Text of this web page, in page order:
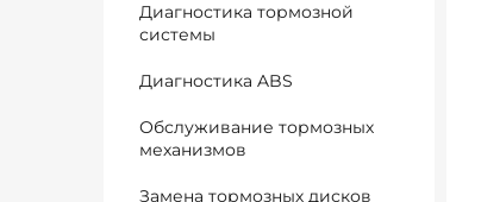
Диагностика тормозной
системы
Диагностика ABS
Обслуживание тормозных
механизмов
Замена тормозных дисков